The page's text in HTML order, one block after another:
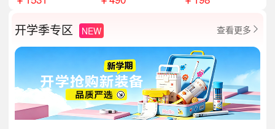
00g
开学季专区 NEW 查看更多 